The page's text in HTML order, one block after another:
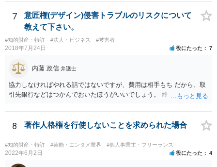
補償し、その補償分を損害として外注先に賠償請求することになるで
しょう。
7
意匠権(デザイン)侵害トラブルのリスクについて
教えて下さい。
#知的財産・特許 #法人・ビジネス #被害者
2018年7月24日 役にたった 7
内藤 政信 弁護士
協力しなければやれる話ではないですが、費用は相手もち だから、取
引先銀行などはつかんでおいたほうがいいでしょう。 終わります。
8 著作人格権を行使しないことを求められた場合
#知的財産・特許 #芸能・エンタメ業界 #個人事業主・フリーランス
2022年6月2日 役にたった 4